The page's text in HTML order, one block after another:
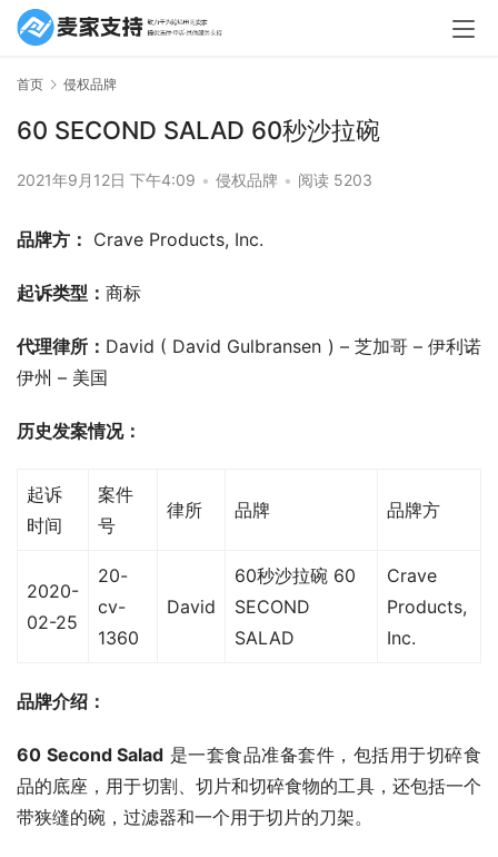
首页 侵权品牌
60 SECOND SALAD 60秒沙拉碗
2021年9月12日 下午4:09 • 侵权品牌 • 阅读 5203
品牌方： Crave Products, Inc.
起诉类型： 商标
代理律所： David ( David Gulbransen ) – 芝加哥 – 伊利诺
伊州 – 美国
历史发案情况：
起诉
时间
案件
号
律所 品牌 品牌方
2020-
02-25
20-
cv-
1360
David
60秒沙拉碗 60
SECOND
SALAD
Crave
Products,
Inc.
品牌介绍：
60 Second Salad 是一套食品准备套件，包括用于切碎食
品的底座，用于切割、切片和切碎食物的工具，还包括一个
带狭缝的碗，过滤器和一个用于切片的刀架。